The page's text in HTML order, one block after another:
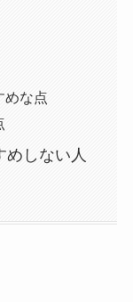
めな点
めしない人